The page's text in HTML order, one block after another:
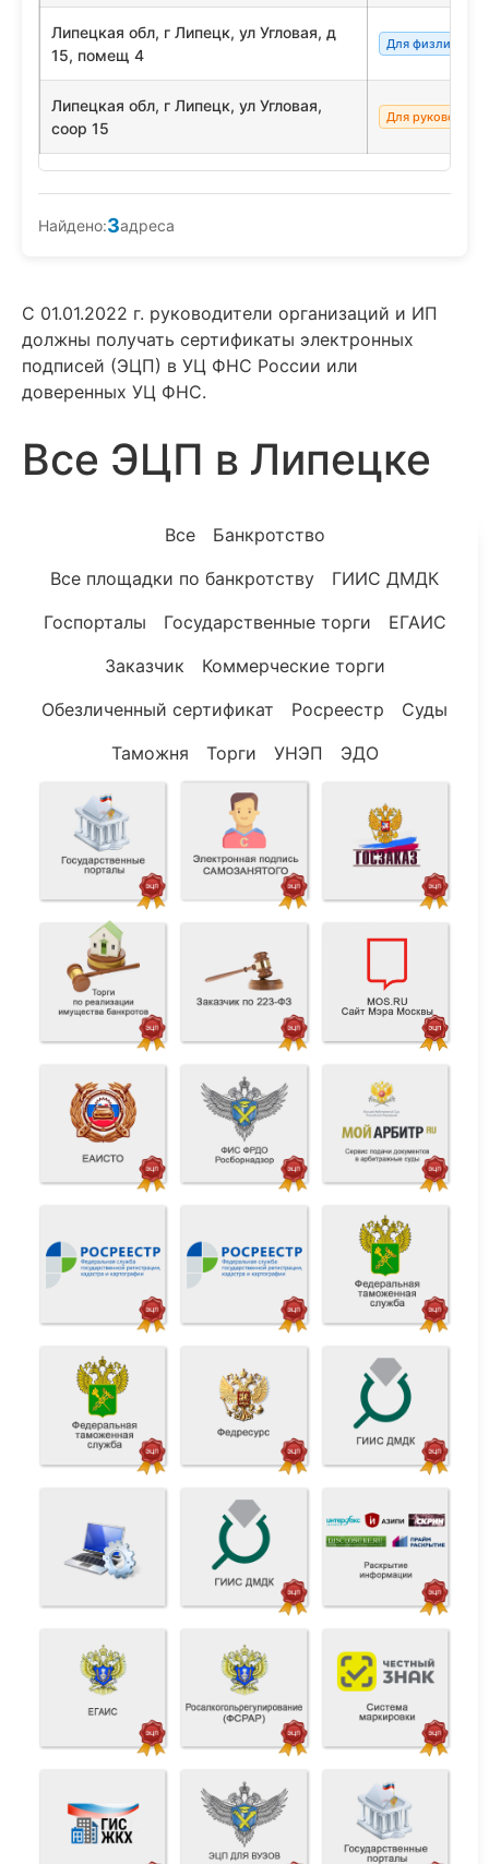
Липецкая обл, г Липецк, ул Угловая, д
15, помещ 4
Для физлиц/
Липецкая обл, г Липецк, ул Угловая,
соор 15
Для
Найдено:3адреса
С 01.01.2022 г. руководители организаций и ИП
должны получать сертификаты электронных
подписей (ЭЦП) в УЦ ФНС России или
доверенных УЦ ФНС.
Все ЭЦП в Липецке
Все
Банкротство
Все площадки по банкротству
ГИИС ДМДК
Госпорталы
Государственные торги
ЕГАИС
Заказчик
Коммерческие торги
Обезличенный сертификат
Росреестр
Суды
Таможня
Торги УНЭП ЭДО